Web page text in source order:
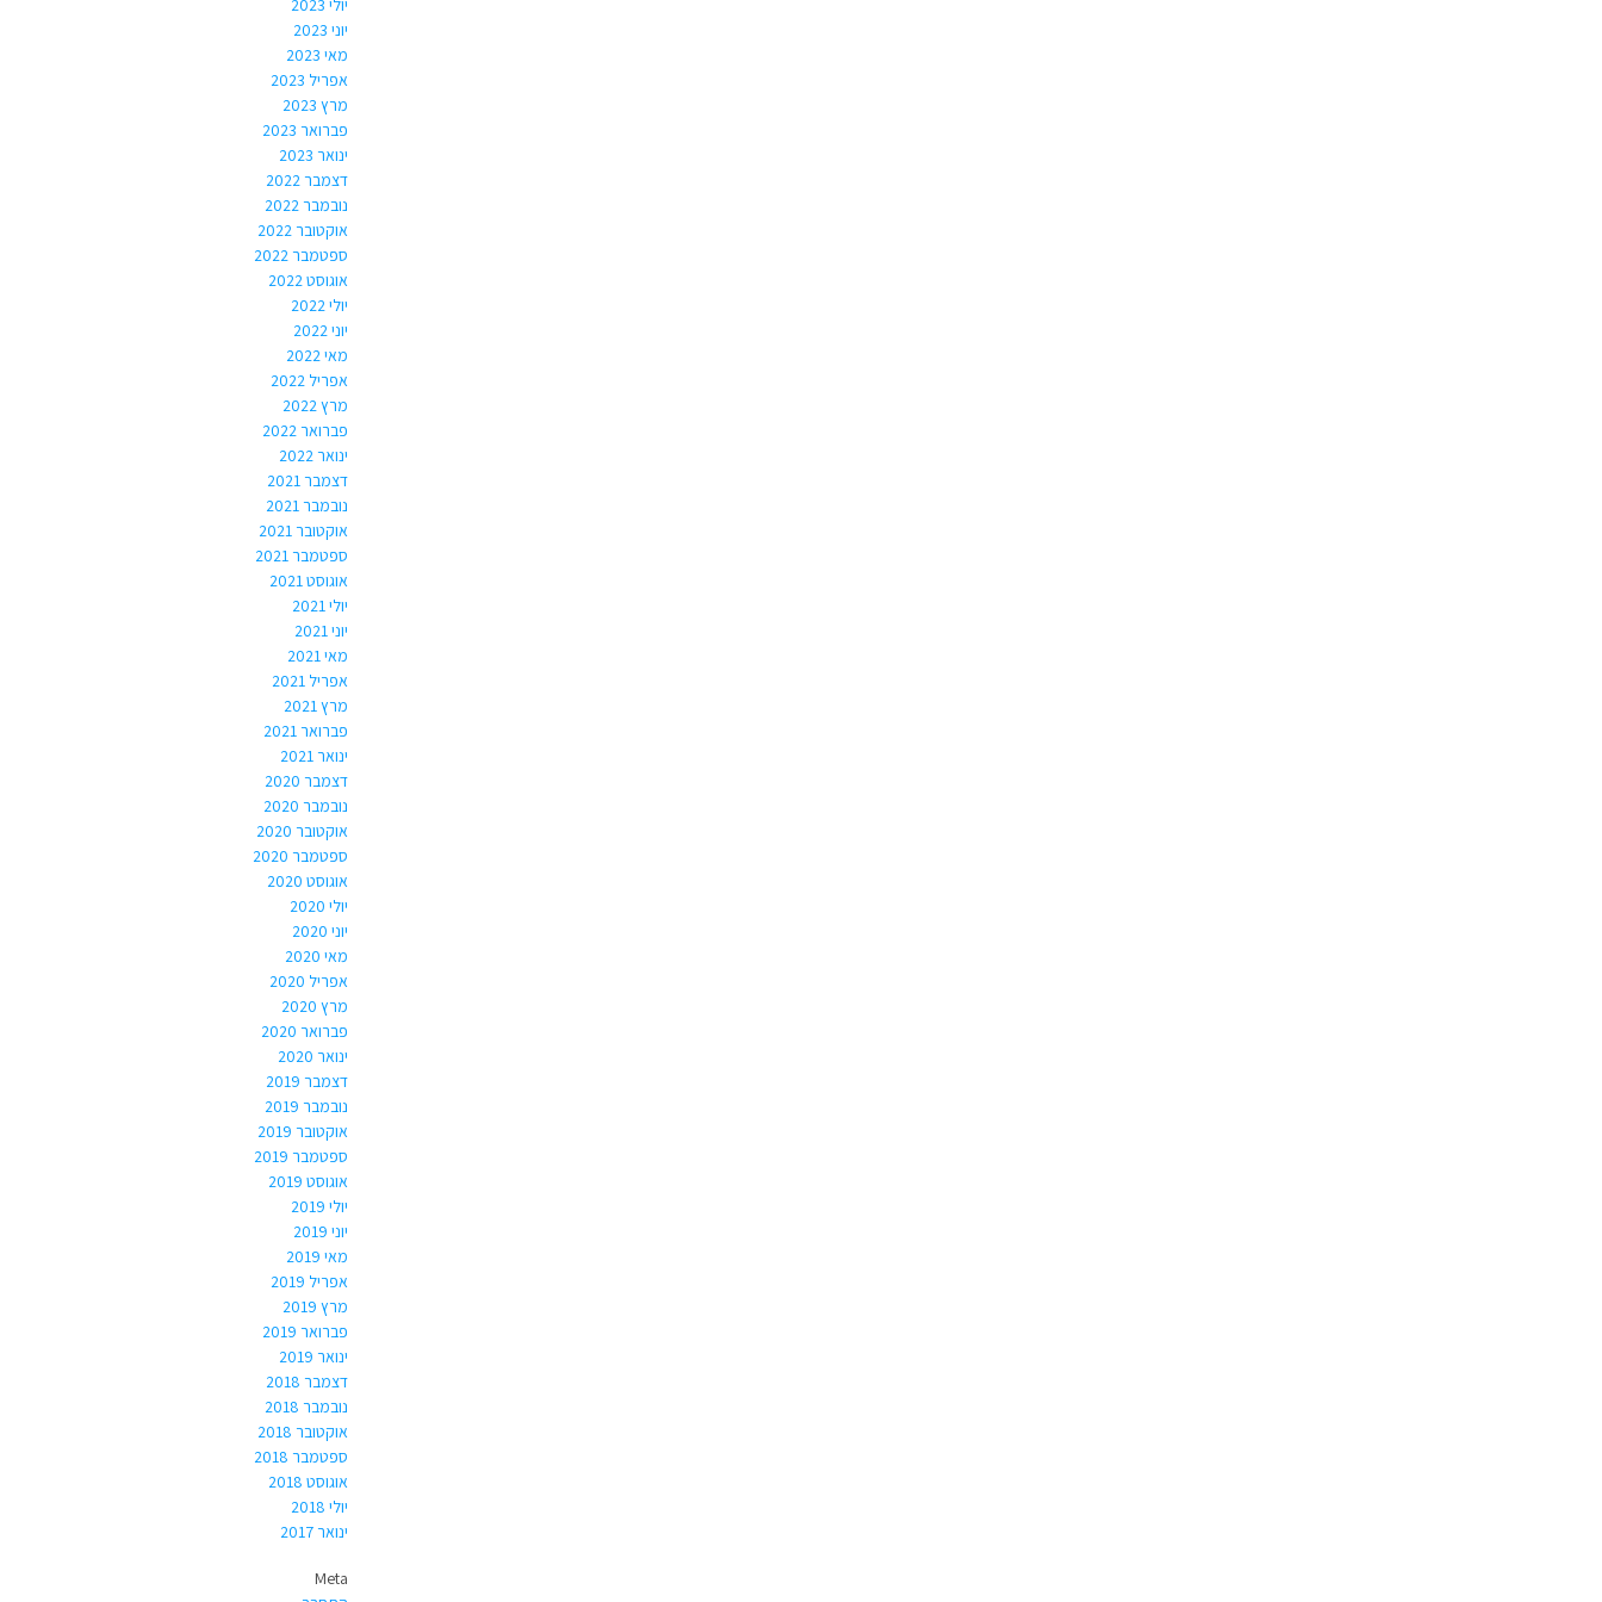
יוני 2023
מאי 2023
אפריל 2023
מרץ 2023
פברואר 2023
ינואר 2023
דצמבר 2022
נובמבר 2022
אוקטובר 2022
ספטמבר 2022
אוגוסט 2022
יולי 2022
יוני 2022
מאי 2022
אפריל 2022
מרץ 2022
פברואר 2022
ינואר 2022
דצמבר 2021
נובמבר 2021
אוקטובר 2021
ספטמבר 2021
אוגוסט 2021
יולי 2021
יוני 2021
מאי 2021
אפריל 2021
מרץ 2021
פברואר 2021
ינואר 2021
דצמבר 2020
נובמבר 2020
אוקטובר 2020
ספטמבר 2020
אוגוסט 2020
יולי 2020
יוני 2020
מאי 2020
אפריל 2020
מרץ 2020
פברואר 2020
ינואר 2020
דצמבר 2019
נובמבר 2019
אוקטובר 2019
ספטמבר 2019
אוגוסט 2019
יולי 2019
יוני 2019
מאי 2019
אפריל 2019
מרץ 2019
פברואר 2019
ינואר 2019
דצמבר 2018
נובמבר 2018
אוקטובר 2018
ספטמבר 2018
אוגוסט 2018
יולי 2018
ינואר 2017
Meta